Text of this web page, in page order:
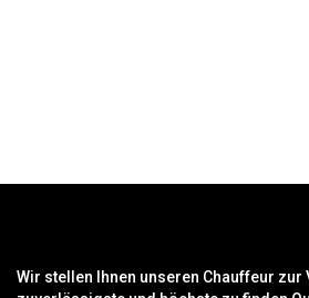
Wir stellen Ihnen unseren Chauffeur zur